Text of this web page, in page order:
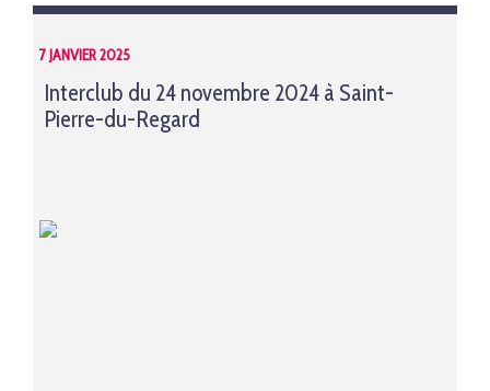
7 JANVIER 2025
Interclub du 24 novembre 2024 à Saint-
Pierre-du-Regard